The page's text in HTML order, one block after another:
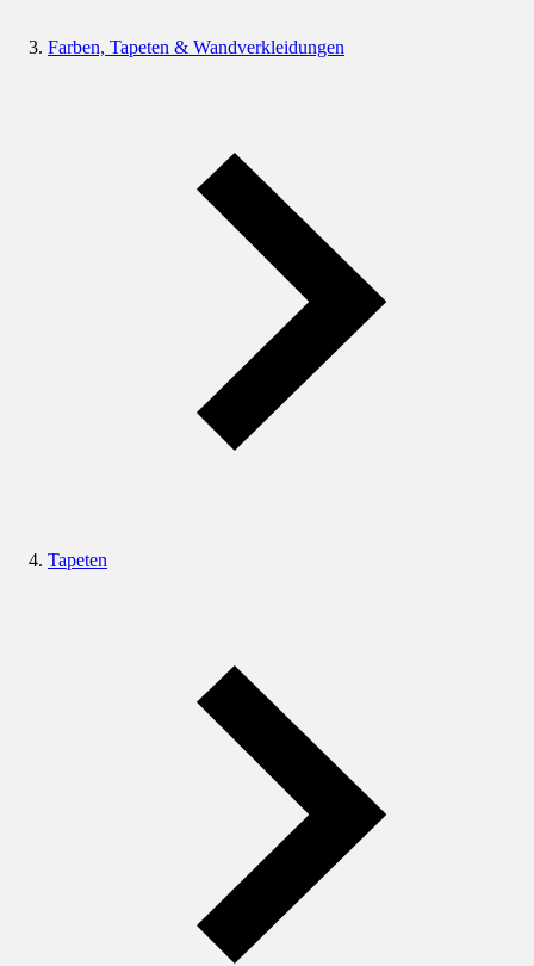
Farben, Tapeten & Wandverkleidungen
Tapeten